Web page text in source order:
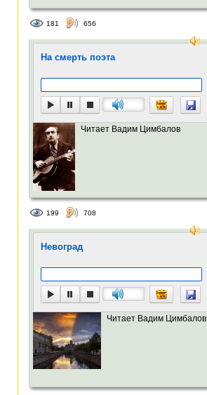
181 656
На смерть поэта
Читает Вадим Цимбалов
199 708
Невоград
Читает Вадим Цимбалов